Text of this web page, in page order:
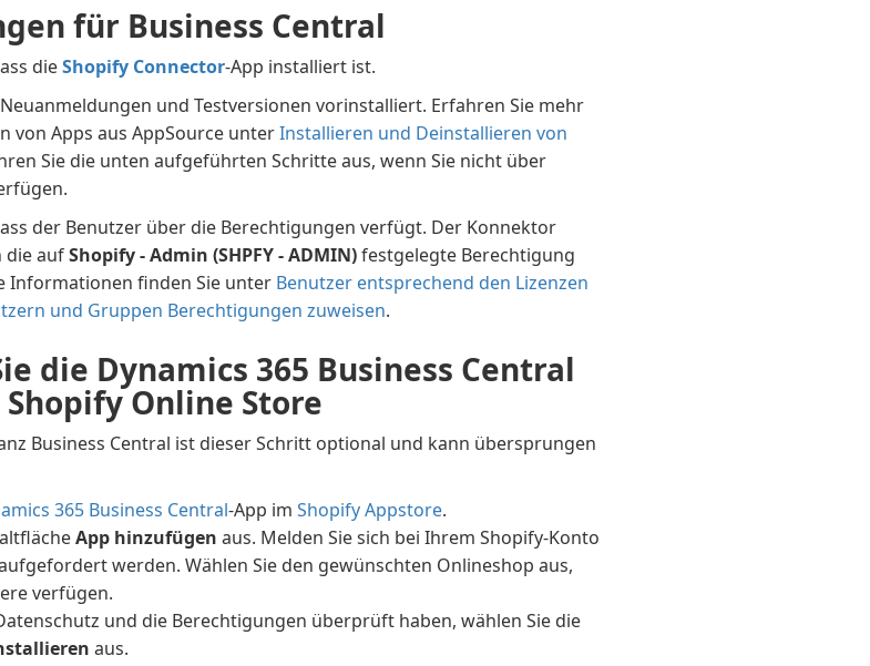
für Business Central
dieShopify Connector-App installiert ist.
und Testversionen vorinstalliert. Erfahren Sie mehr
von Apps aus AppSource unterInstallieren und Deinstallieren von
Sie die unten aufgeführten Schritte aus, wenn Sie nicht über
der Benutzer über die Berechtigungen verfügt. Der Konnektor
die aufShopify - Admin (SHPFY - ADMIN)festgelegte Berechtigung
Informationen finden Sie unter Benutzer entsprechend den Lizenzen
und Gruppen Berechtigungen zuweisen.
die Dynamics 365 Business Central
Online Store
Business Central ist dieser Schritt optional und kann übersprungen
365 Business Central-App imShopify Appstore.
App hinzufügen aus. Melden Sie sich bei Ihrem Shopify-Konto
werden. Wählen Sie den gewünschten Onlineshop aus,
verfügen.
und die Berechtigungen überprüft haben, wählen Sie die
aus.